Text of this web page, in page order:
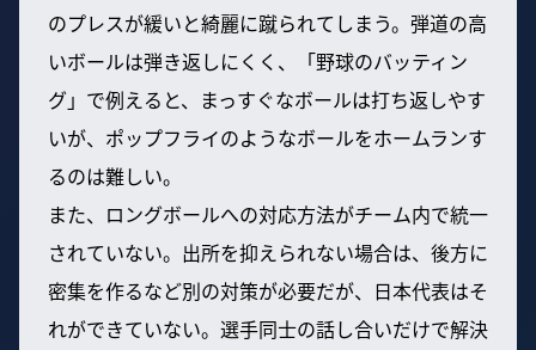
のプレスが緩いと綺麗に蹴られてしまう。弾道の高
いボールは弾き返しにくく、「野球のバッティン
グ」で例えると、まっすぐなボールは打ち返しやす
いが、ポップフライのようなボールをホームランす
るのは難しい。
また、ロングボールへの対応方法がチーム内で統一
されていない。出所を抑えられない場合は、後方に
密集を作るなど別の対策が必要だが、日本代表はそ
れができていない。選手同士の話し合いだけで解決